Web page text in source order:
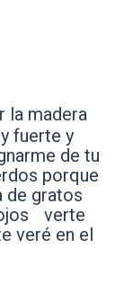
la madera
fuerte y
de tu
porque
de gratos
verte
veré en el